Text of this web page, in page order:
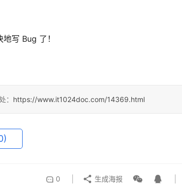
写 Bug 了！
： https://www.it1024doc.com/14369.html
0 生成海报